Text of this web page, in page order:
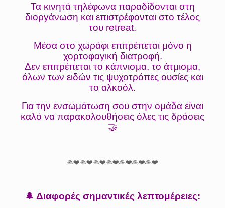
Τα κινητά τηλέφωνα παραδίδονται στη
διοργάνωση και επιστρέφονται στο τέλος
του retreat.
Μέσα στο χωράφι επιτρέπεται μόνο η
χορτοφαγική διατροφή.
Δεν επιτρέπεται το κάπνισμα, το άτμισμα,
όλων των ειδών τις ψυχοτρόπες ουσίες και
το αλκοόλ.
Για την ενσωμάτωση σου στην ομάδα είναι
καλό να παρακολουθήσεις όλες τις δράσεις
🤝
🙏❤️🙏❤️🙏❤️🙏❤️🙏❤️🙏❤️🙏❤️
🌲 Διαφορές σημαντικές λεπτομέρειες: